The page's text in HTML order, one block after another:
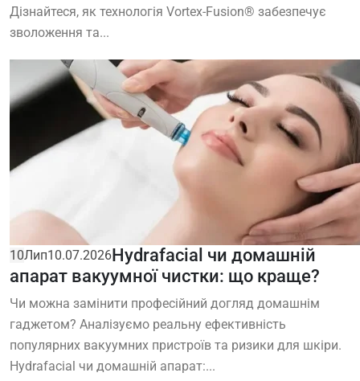
Дізнайтеся, як технологія Vortex-Fusion® забезпечує
зволоження та...
10Лип10.07.2026Hydrafacial чи домашній
апарат вакуумної чистки: що краще?
Чи можна замінити професійний догляд домашнім
гаджетом? Аналізуємо реальну ефективність
популярних вакуумних пристроїв та ризики для шкіри.
Hydrafacial чи домашній апарат:...